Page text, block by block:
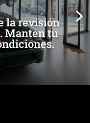
la revisión
Mantén tu